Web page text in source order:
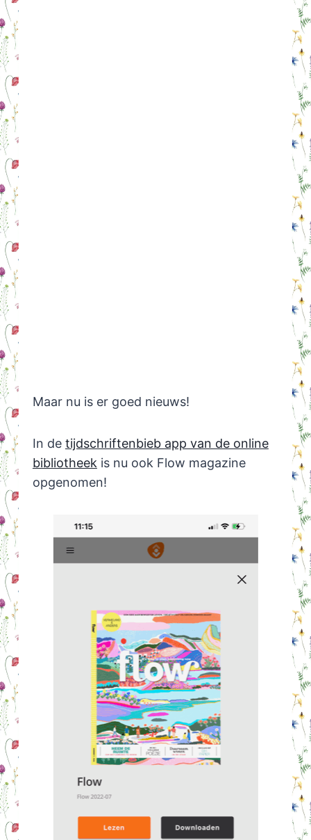
Maar nu is er goed nieuws!
In de tijdschriftenbieb app van de online
bibliotheek is nu ook Flow magazine
opgenomen!